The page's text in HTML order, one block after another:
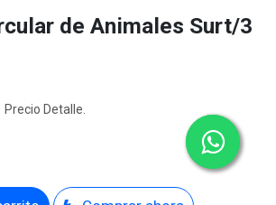
de Animales Surt/3
Precio Detalle.